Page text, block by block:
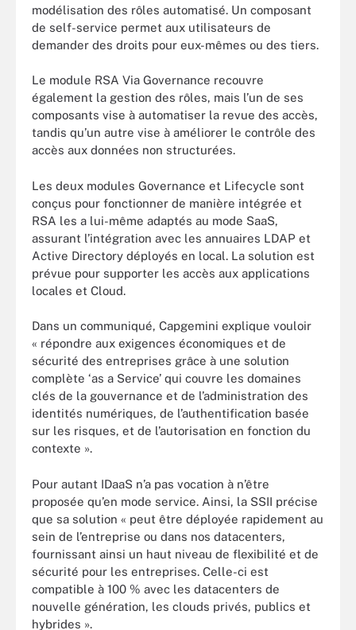
modélisation des rôles automatisé. Un composant
de self-service permet aux utilisateurs de
demander des droits pour eux-mêmes ou des tiers.
Le module RSA Via Governance recouvre
également la gestion des rôles, mais l’un de ses
composants vise à automatiser la revue des accès,
tandis qu’un autre vise à améliorer le contrôle des
accès aux données non structurées.
Les deux modules Governance et Lifecycle sont
conçus pour fonctionner de manière intégrée et
RSA les a lui-même adaptés au mode SaaS,
assurant l’intégration avec les annuaires LDAP et
Active Directory déployés en local. La solution est
prévue pour supporter les accès aux applications
locales et Cloud.
Dans un communiqué, Capgemini explique vouloir
« répondre aux exigences économiques et de
sécurité des entreprises grâce à une solution
complète ‘as a Service’ qui couvre les domaines
clés de la gouvernance et de l’administration des
identités numériques, de l’authentification basée
sur les risques, et de l’autorisation en fonction du
contexte ».
Pour autant IDaaS n’a pas vocation à n’être
proposée qu’en mode service. Ainsi, la SSII précise
que sa solution « peut être déployée rapidement au
sein de l’entreprise ou dans nos datacenters,
fournissant ainsi un haut niveau de flexibilité et de
sécurité pour les entreprises. Celle-ci est
compatible à 100 % avec les datacenters de
nouvelle génération, les clouds privés, publics et
hybrides ».